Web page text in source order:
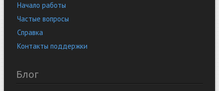
Начало работы
Частые вопросы
Справка
Контакты поддержки
Блог